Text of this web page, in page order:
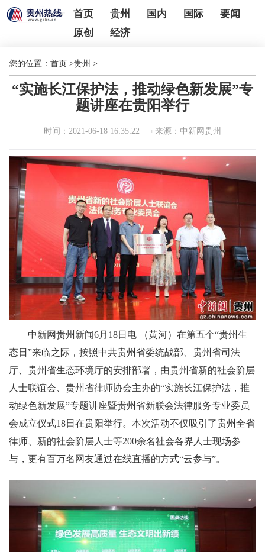
首页 贵州 国内 国际
要闻
原创
经济
您的位置： 首页 >贵州 >
“实施长江保护法，推动绿色新发展”专
题讲座在贵阳举行
时间：2021-06-18 16:35:22 来源：中新网贵州
中新网贵州新闻6月18日电 （黄河）在第五个“贵州生
态日”来临之际，按照中共贵州省委统战部、贵州省司法
厅、贵州省生态环境厅的安排部署，由贵州省新的社会阶层
人士联谊会、贵州省律师协会主办的“实施长江保护法，推
动绿色新发展”专题讲座暨贵州省新联会法律服务专业委员
会成立仪式18日在贵阳举行。本次活动不仅吸引了贵州全省
律师、新的社会阶层人士等200余名社会各界人士现场参
与，更有百万名网友通过在线直播的方式“云参与”。